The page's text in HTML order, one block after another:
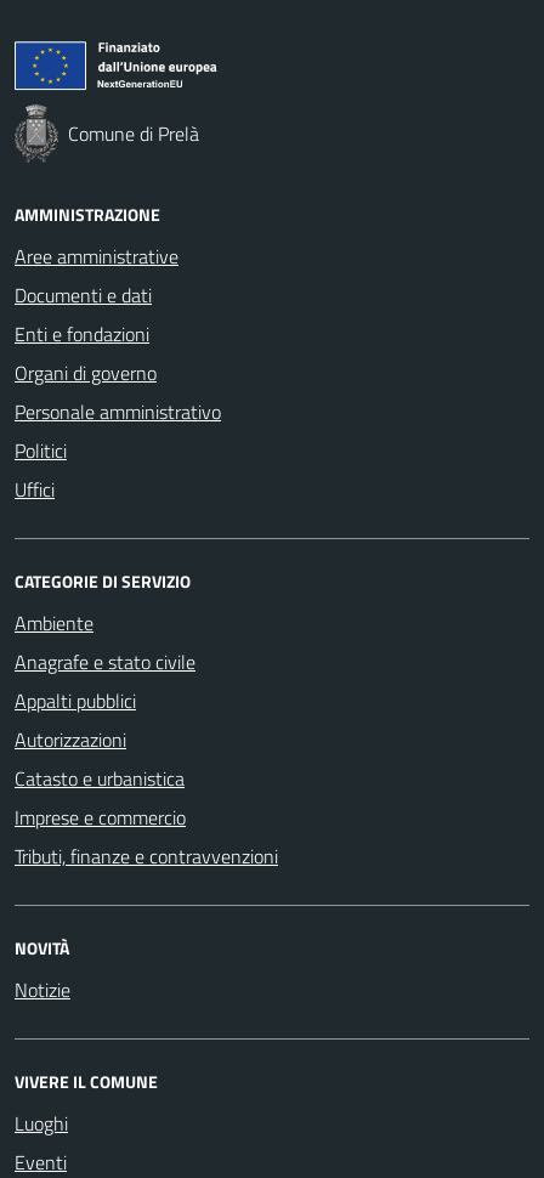
Comune di Prelà
AMMINISTRAZIONE
Aree amministrative
Documenti e dati
Enti e fondazioni
Organi di governo
Personale amministrativo
Politici
Uffici
CATEGORIE DI SERVIZIO
Ambiente
Anagrafe e stato civile
Appalti pubblici
Autorizzazioni
Catasto e urbanistica
Imprese e commercio
Tributi, finanze e contravvenzioni
NOVITÀ
Notizie
VIVERE IL COMUNE
Luoghi
Eventi